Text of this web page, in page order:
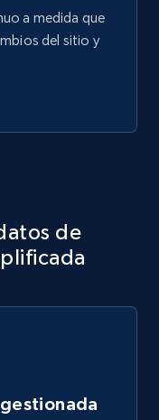
a medida que
del sitio y
de